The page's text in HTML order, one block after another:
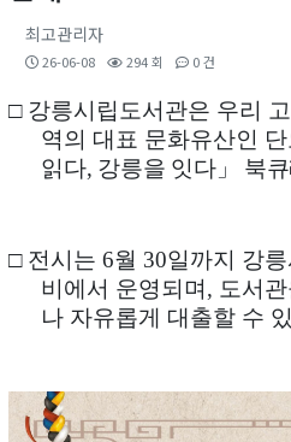
최고관리자
26-06-08 294 회 0 건
□ 강릉시립도서관은 우리
역의 대표 문화유산인
읽다, 강릉을 잇다」 북
□ 전시는 6월 30일까지 강
비에서 운영되며, 도서
나 자유롭게 대출할 수